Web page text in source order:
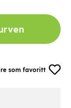
som favoritt